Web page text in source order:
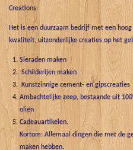
Creations.
Het is een duurzaam bedrijf met een
kwaliteit, uitzonderlijke creaties op het
Sieraden maken
Schilderijen maken
Kunstzinnige cement- en gipscreaties
Ambachtelijke zeep, bestaande uit
oliën
Cadeauartikelen.
Kortom: Allemaal dingen die met de
maken hebben.